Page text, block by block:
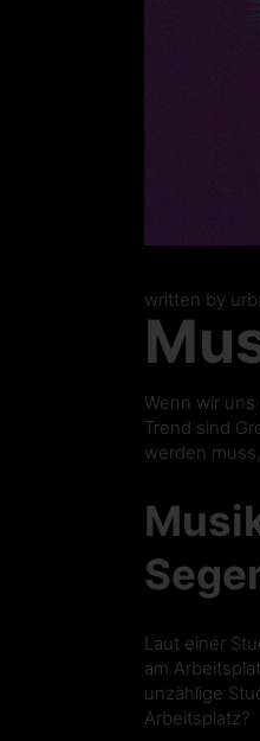
written by
Wenn wir
Trend sind
werden
Laut einer
am
unzählige
Arbeitsplatz?